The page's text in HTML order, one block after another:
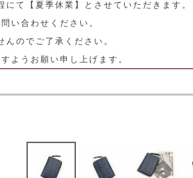
て【夏季休業】とさせていただきます。
い合わせください。
のでご了承ください。
ようお願い申し上げます。